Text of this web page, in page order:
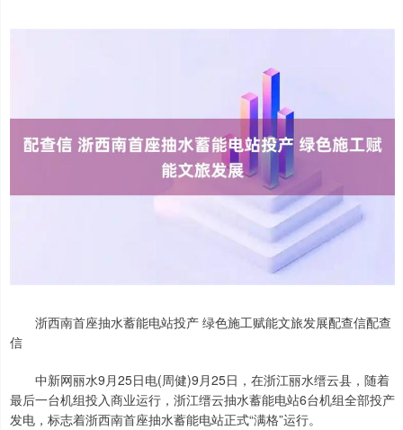
浙西南首座抽水蓄能电站投产 绿色施工赋能文旅发展配查信配查
信
中新网丽水9月25日电(周健)9月25日，在浙江丽水缙云县，随着
最后一台机组投入商业运行，浙江缙云抽水蓄能电站6台机组全部投产
发电，标志着浙西南首座抽水蓄能电站正式“满格”运行。